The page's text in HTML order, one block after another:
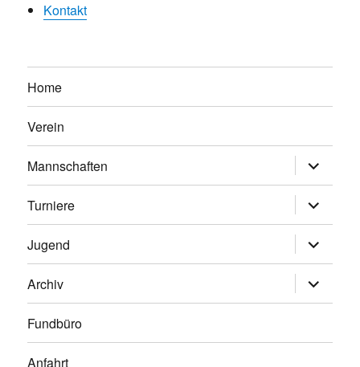
Kontakt
Home
Verein
Mannschaften
anzeigen
Turniere
anzeigen
Jugend
anzeigen
Archiv
anzeigen
Fundbüro
Anfahrt